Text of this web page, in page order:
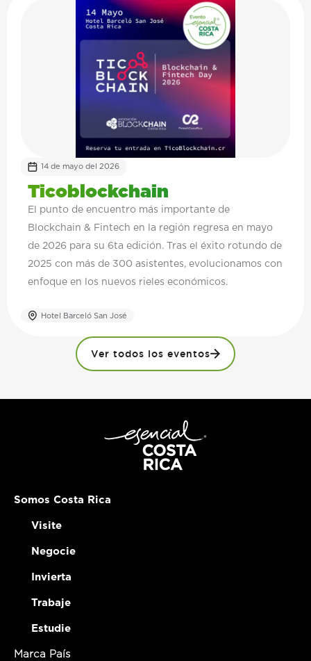
14 de mayo del 2026
Ticoblockchain
El punto de encuentro más importante de
Blockchain & Fintech en la región regresa en mayo
de 2026 para su 6ta edición. Tras el éxito rotundo de
2025 con más de 300 asistentes, evolucionamos con
enfoque en los nuevos rieles económicos.
Hotel Barceló San José
Ver todos los eventos
Somos Costa Rica
Visite
Negocie
Invierta
Trabaje
Estudie
Marca País